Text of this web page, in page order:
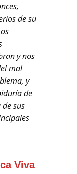
de su
y nos
mal
y
de
de sus
Viva